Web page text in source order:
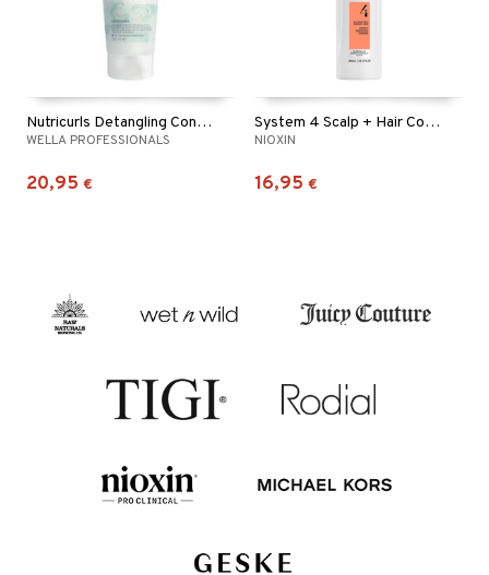
Nutricurls Detangling Conditioner - Waves & Curls
WELLA PROFESSIONALS
20,95 €
System 4 Scalp + Hair Conditioner
NIOXIN
16,95 €